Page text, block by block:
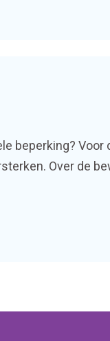
beperking? Voor
Over de